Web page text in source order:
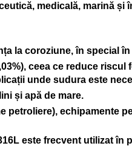
medicală, marină și
la coroziune, în special
ceea ce reduce riscul
unde sudura este
și apă de mare.
petroliere), echipamente
este frecvent utilizat în